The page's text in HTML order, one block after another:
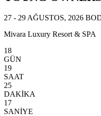
27 - 29 AĞUSTOS, 2026
Mivara Luxury Resort & SPA
18
GÜN
19
SAAT
25
DAKİKA
14
SANİYE